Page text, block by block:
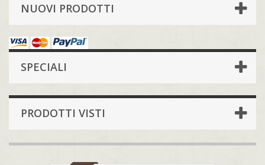
NUOVI PRODOTTI
SPECIALI
PRODOTTI VISTI